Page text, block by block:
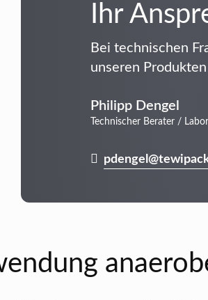
Ihr
Bei technischen
unseren
Philipp Dengel
Technischer Berater / Labor